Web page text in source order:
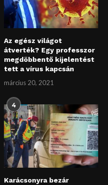
Az egész világot
átverték? Egy professzor
megdöbbentő kijelentést
tett a vírus kapcsán
március 20, 2021
4
Karácsonyra bezár